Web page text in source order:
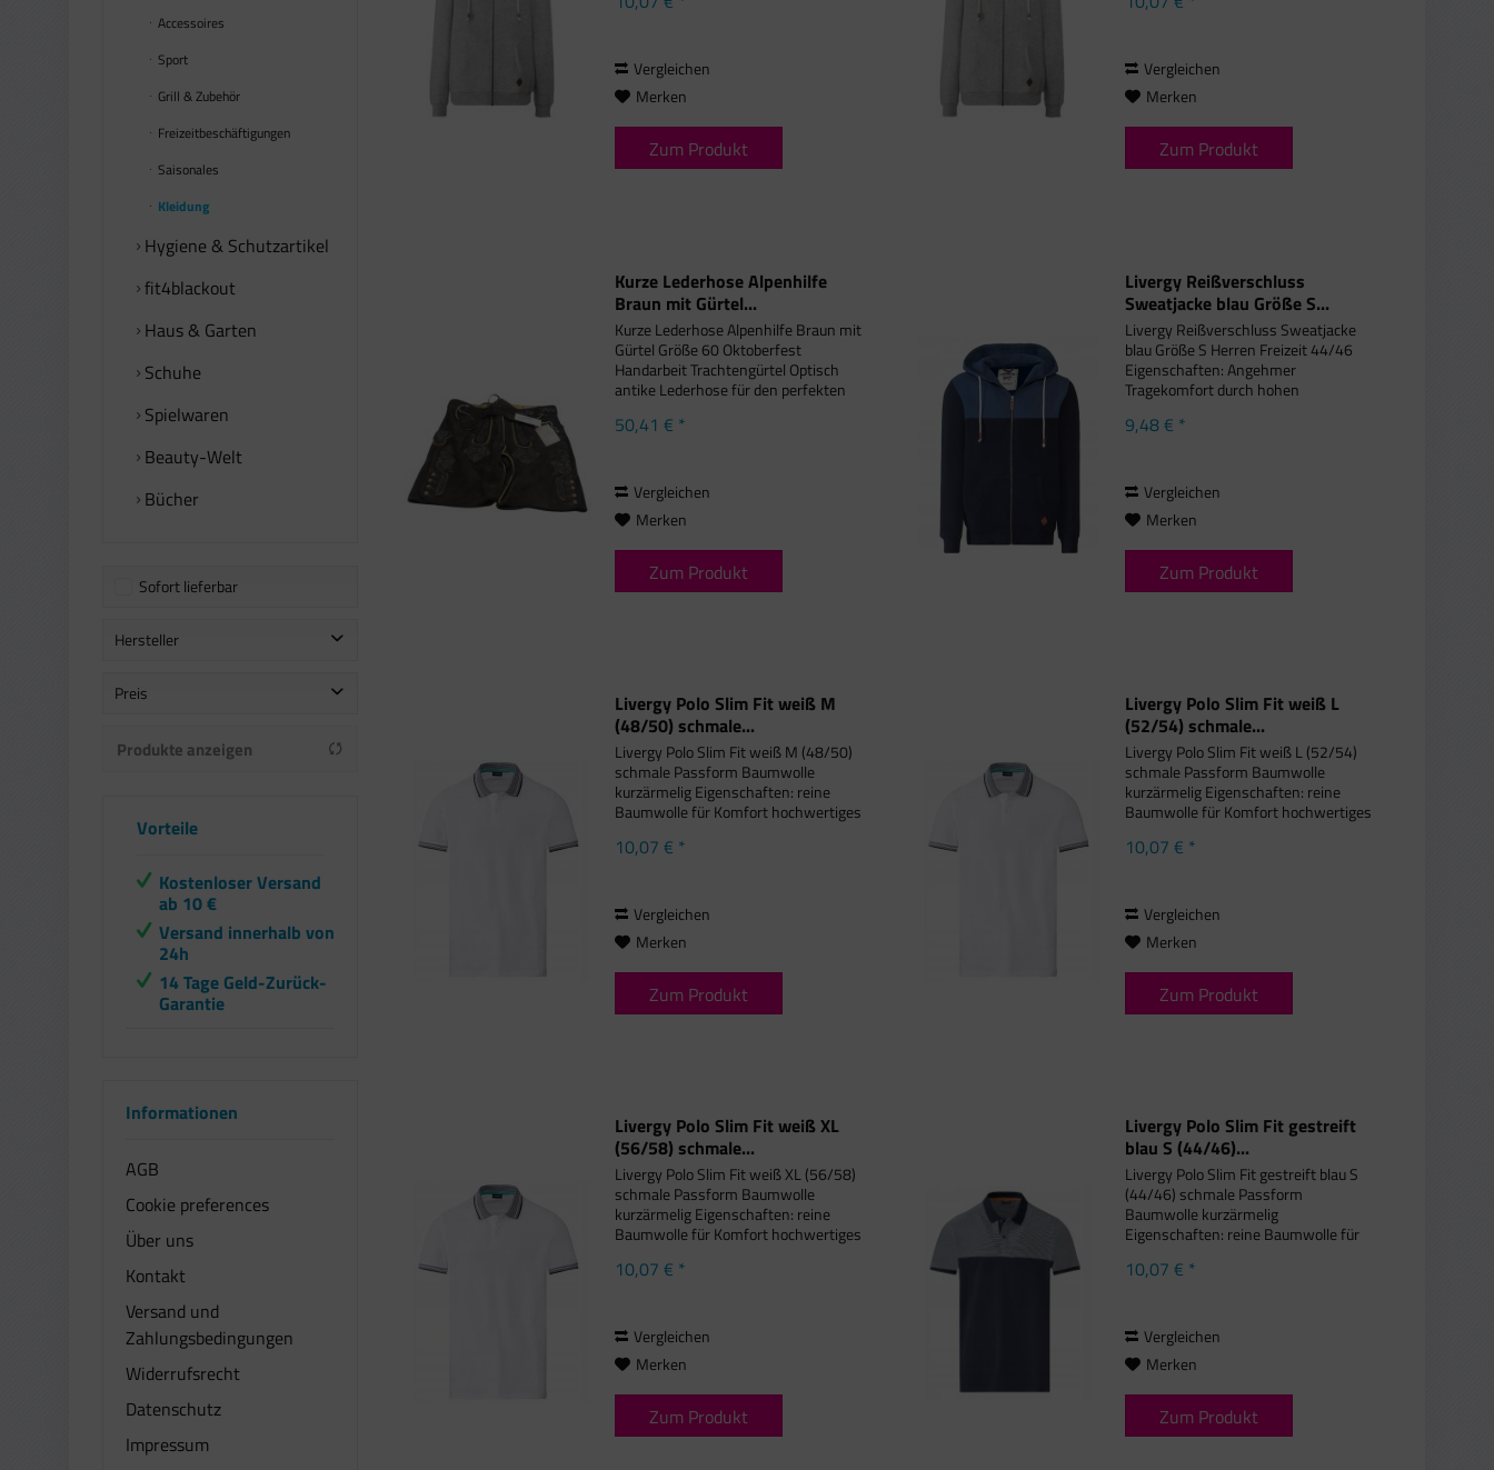
Accessoires
Sport
Grill & Zubehör
Freizeitbeschäftigungen
Saisonales
Kleidung
Hygiene & Schutzartikel
fit4blackout
Haus & Garten
Schuhe
Spielwaren
Beauty-Welt
Bücher
Sofort lieferbar
Hersteller
Crivit
sonstige
Preis
bis
Produkte anzeigen
Vorteile
Kostenloser Versand
ab 10 €
Versand innerhalb von
24h
14 Tage Geld-Zurück-
Garantie
Informationen
AGB
Cookie preferences
Über uns
Kontakt
Versand und
Zahlungsbedingungen
Widerrufsrecht
Datenschutz
Impressum
weiche Qualität mit Soft-Toch-Effekt
Vergleichen
Merken
Zum Produkt
weiche Qualität mit Soft-Toch-Effekt
Vergleichen
Merken
Zum Produkt
Kurze Lederhose Alpenhilfe
Braun mit Gürtel...
Kurze Lederhose Alpenhilfe Braun mit
Gürtel Größe 60 Oktoberfest
Handarbeit Trachtengürtel Optisch
antike Lederhose für den perfekten
speckige Leder verleiht der Lederhose
50,41 € *
Vergleichen
Merken
Zum Produkt
Livergy Reißverschluss
Sweatjacke blau Größe S...
Livergy Reißverschluss Sweatjacke
blau Größe S Herren Freizeit 44/46
Eigenschaften: Angehmer
Tragekomfort durch hohen
weiche Qualität mit Soft-Toch-Effekt
9,48 € *
Vergleichen
Merken
Zum Produkt
Livergy Polo Slim Fit weiß M
(48/50) schmale...
Livergy Polo Slim Fit weiß M (48/50)
schmale Passform Baumwolle
kurzärmelig Eigenschaften: reine
Baumwolle für Komfort hochwertiges
kontrastierendem Streifen kleine
10,07 € *
Vergleichen
Merken
Zum Produkt
Livergy Polo Slim Fit weiß L
(52/54) schmale...
Livergy Polo Slim Fit weiß L (52/54)
schmale Passform Baumwolle
kurzärmelig Eigenschaften: reine
Baumwolle für Komfort hochwertiges
kontrastierendem Streifen kleine
10,07 € *
Vergleichen
Merken
Zum Produkt
Livergy Polo Slim Fit weiß XL
(56/58) schmale...
Livergy Polo Slim Fit weiß XL (56/58)
schmale Passform Baumwolle
kurzärmelig Eigenschaften: reine
Baumwolle für Komfort hochwertiges
kontrastierendem Streifen kleine
10,07 € *
Vergleichen
Merken
Zum Produkt
Livergy Polo Slim Fit gestreift
blau S (44/46)...
Livergy Polo Slim Fit gestreift blau S
(44/46) schmale Passform
Baumwolle kurzärmelig
Eigenschaften: reine Baumwolle für
Knopfverschluss mit
10,07 € *
Vergleichen
Merken
Zum Produkt